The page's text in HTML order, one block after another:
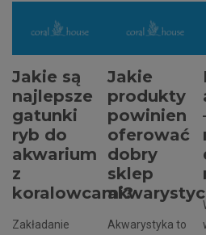
Jakie są
najlepsze
gatunki
ryb do
akwarium
z
koralowcami?
Zakładanie
Jakie
produkty
powinien
oferować
dobry
sklep
Akwarystyka to